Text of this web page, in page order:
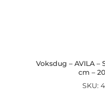
Voksdug – AVILA –
cm –
SKU: